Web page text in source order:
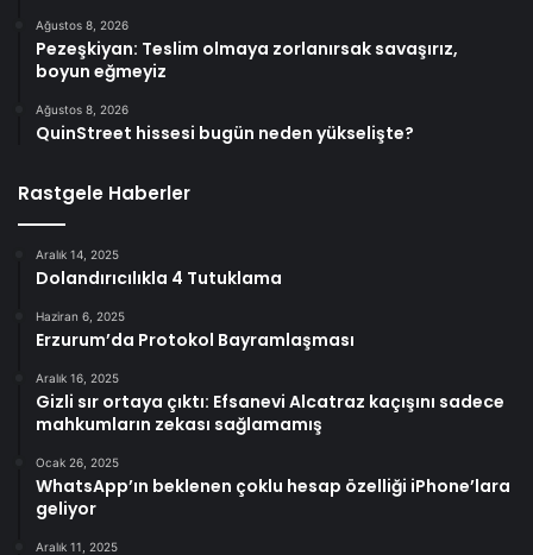
Ağustos 8, 2026
Pezeşkiyan: Teslim olmaya zorlanırsak savaşırız,
boyun eğmeyiz
Ağustos 8, 2026
QuinStreet hissesi bugün neden yükselişte?
Rastgele Haberler
Aralık 14, 2025
Dolandırıcılıkla 4 Tutuklama
Haziran 6, 2025
Erzurum’da Protokol Bayramlaşması
Aralık 16, 2025
Gizli sır ortaya çıktı: Efsanevi Alcatraz kaçışını sadece
mahkumların zekası sağlamamış
Ocak 26, 2025
WhatsApp’ın beklenen çoklu hesap özelliği iPhone’lara
geliyor
Aralık 11, 2025